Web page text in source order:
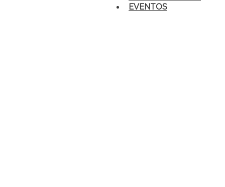
EVENTOS